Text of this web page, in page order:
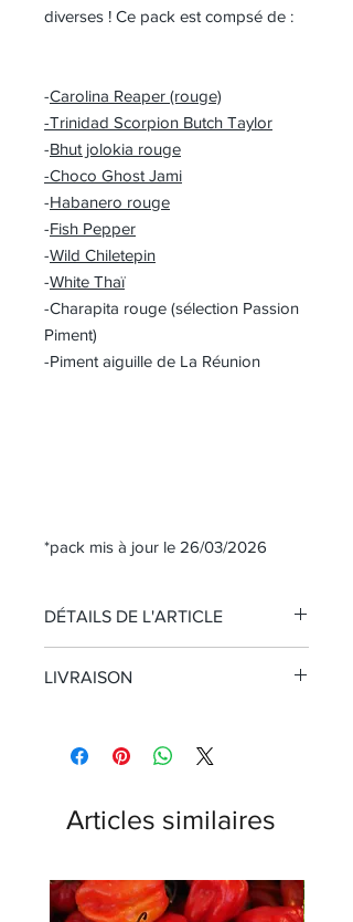
diverses ! Ce pack est compsé de :
-Carolina Reaper (rouge)
-Trinidad Scorpion Butch Taylor
-Bhut jolokia rouge
-Choco Ghost Jami
-Habanero rouge
-Fish Pepper
-Wild Chiletepin
-White Thaï
-Charapita rouge (sélection Passion
Piment)
-Piment aiguille de La Réunion
*pack mis à jour le 26/03/2026
DÉTAILS DE L'ARTICLE
variétés / paquet
LIVRAISON
1,40€
Articles similaires